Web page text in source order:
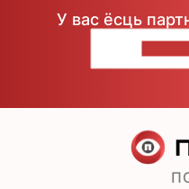
У вас ёсць